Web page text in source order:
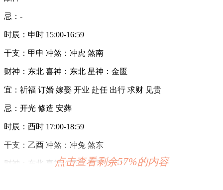
忌：-
时辰：申时 15:00-16:59
干支：甲申 冲煞：冲虎 煞南
财神：东北 喜神：东北 星神：金匮
宜：祈福 订婚 嫁娶 开业 赴任 出行 求财 见贵
忌：开光 修造 安葬
时辰：酉时 17:00-18:59
干支：乙酉 冲煞：冲兔 煞东
财神：东北 喜神：西北 星神：天德
点击查看剩余57%的内容